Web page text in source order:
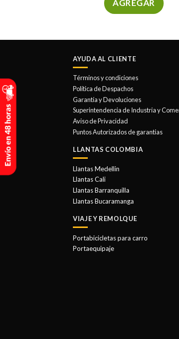
AGREGAR
tiene
Las
se
pueden
en
la
AYUDA AL CLIENTE
Términos y condiciones
Política de Despachos
Garantía y Devoluciones
Superintendencia de Industria y
Aviso de Privacidad
Puntos Autorizados de garantias
LLANTAS COLOMBIA
Llantas Medellin
Llantas Cali
Llantas Barranquilla
Llantas Bucaramanga
VIAJE Y REMOLQUE
Portabicicletas para carro
Portaequipaje